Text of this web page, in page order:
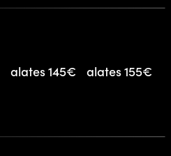
alates 145€ alates 155€